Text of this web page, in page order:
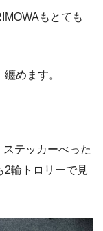
もとても
めます。
テッカーべった
2輪トロリーで見